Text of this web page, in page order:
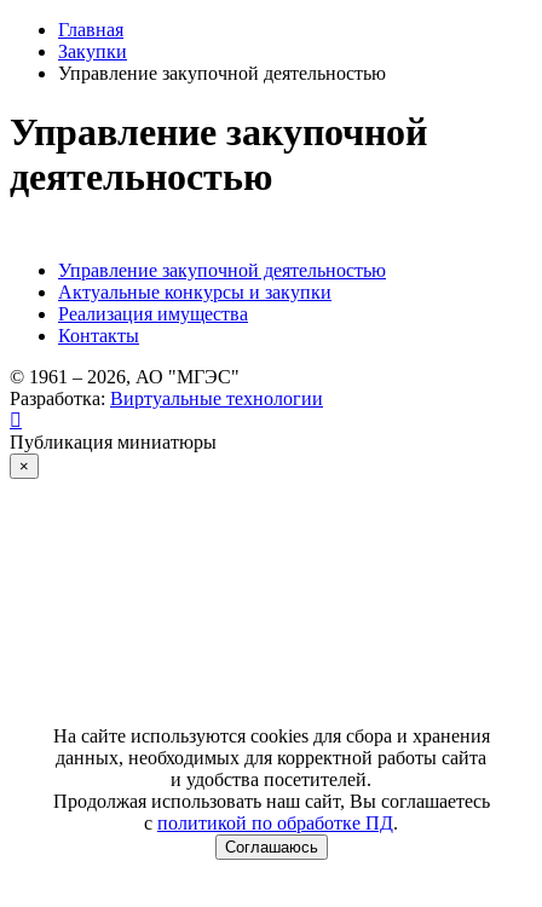
Главная
Закупки
Управление закупочной деятельностью
Управление закупочной
деятельностью
Управление закупочной деятельностью
Актуальные конкурсы и закупки
Реализация имущества
Контакты
© 1961 – 2026, АО "МГЭС"
Разработка: Виртуальные технологии
Публикация миниатюры
×
На сайте используются cookies для сбора и хранения
данных, необходимых для корректной работы сайта
и удобства посетителей.
Продолжая использовать наш сайт, Вы соглашаетесь
с политикой по обработке ПД.
Соглашаюсь